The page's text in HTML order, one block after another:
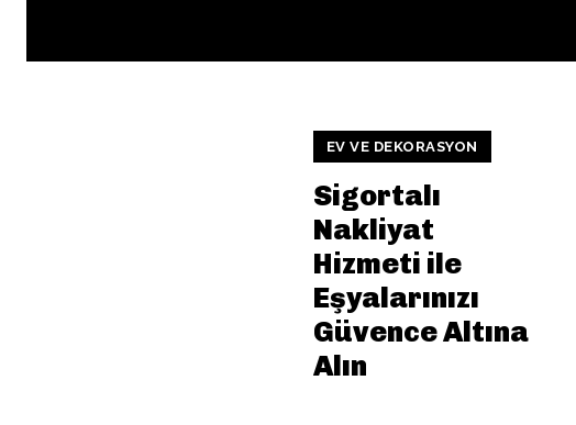
EV VE DEKORASYON
Sigortalı
Nakliyat
Hizmeti ile
Eşyalarınızı
Güvence Altına
Alın